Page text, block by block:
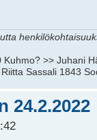
Kuhmo? >> Juhani
Sassali 1843
24.2.2022